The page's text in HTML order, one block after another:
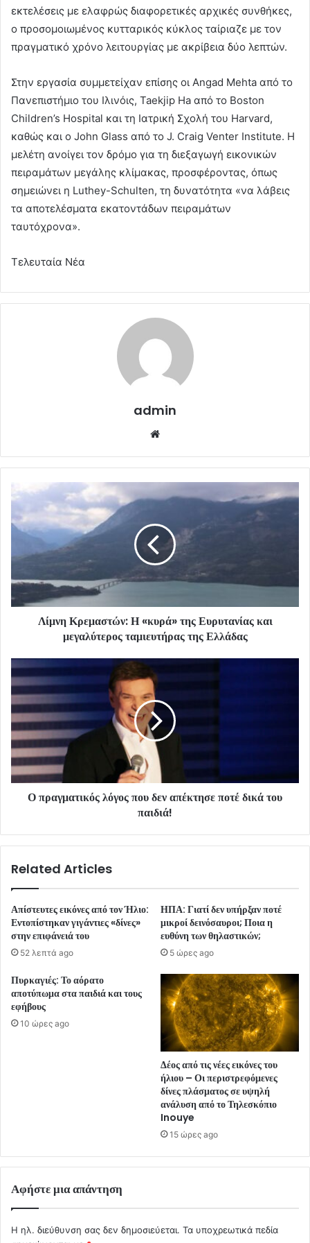
εκτελέσεις με ελαφρώς διαφορετικές αρχικές συνθήκες,
ο προσομοιωμένος κυτταρικός κύκλος ταίριαζε με τον
πραγματικό χρόνο λειτουργίας με ακρίβεια δύο λεπτών.
Στην εργασία συμμετείχαν επίσης οι Angad Mehta από το
Πανεπιστήμιο του Ιλινόις, Taekjip Ha από το Boston
Children’s Hospital και τη Ιατρική Σχολή του Harvard,
καθώς και ο John Glass από το J. Craig Venter Institute. Η
μελέτη ανοίγει τον δρόμο για τη διεξαγωγή εικονικών
πειραμάτων μεγάλης κλίμακας, προσφέροντας, όπως
σημειώνει η Luthey-Schulten, τη δυνατότητα «να λάβεις
τα αποτελέσματα εκατοντάδων πειραμάτων
ταυτόχρονα».
Τελευταία Νέα
admin
Λίμνη Κρεμαστών: Η «κυρά» της Ευρυτανίας και
μεγαλύτερος ταμιευτήρας της Ελλάδας
Ο πραγματικός λόγος που δεν απέκτησε ποτέ δικά του
παιδιά!
Related Articles
Απίστευτες εικόνες από τον Ήλιο:
Εντοπίστηκαν γιγάντιες «δίνες»
στην επιφάνειά του
52 λεπτά ago
ΗΠΑ: Γιατί δεν υπήρξαν ποτέ
μικροί δεινόσαυροι; Ποια η
ευθύνη των θηλαστικών;
5 ώρες ago
Πυρκαγιές: Το αόρατο
αποτύπωμα στα παιδιά και τους
εφήβους
10 ώρες ago
Δέος από τις νέες εικόνες του
ήλιου – Οι περιστρεφόμενες
δίνες πλάσματος σε υψηλή
ανάλυση από το Τηλεσκόπιο
Inouye
15 ώρες ago
Αφήστε μια απάντηση
Η ηλ. διεύθυνση σας δεν δημοσιεύεται. Τα υποχρεωτικά πεδία